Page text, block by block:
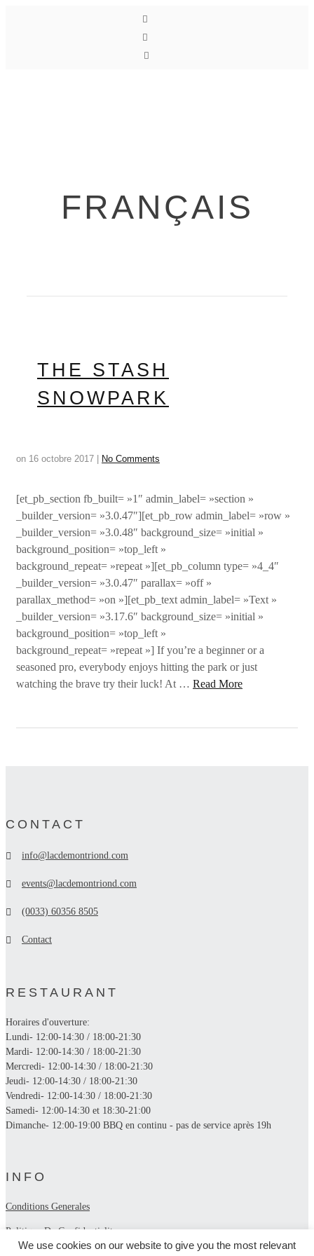
FRANÇAIS
THE STASH
SNOWPARK
on 16 octobre 2017 No Comments
[et_pb_section fb_built= »1″ admin_label= »section »
_builder_version= »3.0.47″][et_pb_row admin_label= »row »
_builder_version= »3.0.48″ background_size= »initial »
background_position= »top_left »
background_repeat= »repeat »][et_pb_column type= »4_4″
_builder_version= »3.0.47″ parallax= »off »
parallax_method= »on »][et_pb_text admin_label= »Text »
_builder_version= »3.17.6″ background_size= »initial »
background_position= »top_left »
background_repeat= »repeat »] If you’re a beginner or a
seasoned pro, everybody enjoys hitting the park or just
watching the brave try their luck! At … Read More
CONTACT
info@lacdemontriond.com
events@lacdemontriond.com
(0033) 60356 8505
Contact
RESTAURANT
Horaires d'ouverture:
Lundi- 12:00-14:30 / 18:00-21:30
Mardi- 12:00-14:30 / 18:00-21:30
Mercredi- 12:00-14:30 / 18:00-21:30
Jeudi- 12:00-14:30 / 18:00-21:30
Vendredi- 12:00-14:30 / 18:00-21:30
Samedi- 12:00-14:30 et 18:30-21:00
Dimanche- 12:00-19:00 BBQ en continu - pas de service après 19h
INFO
Conditions Generales
Politique De Confidentialite
We use cookies on our website to give you the most relevant